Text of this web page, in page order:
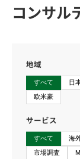
コンサル
地域
すべて 日
欧米豪
サービス
すべて 海
市場調査